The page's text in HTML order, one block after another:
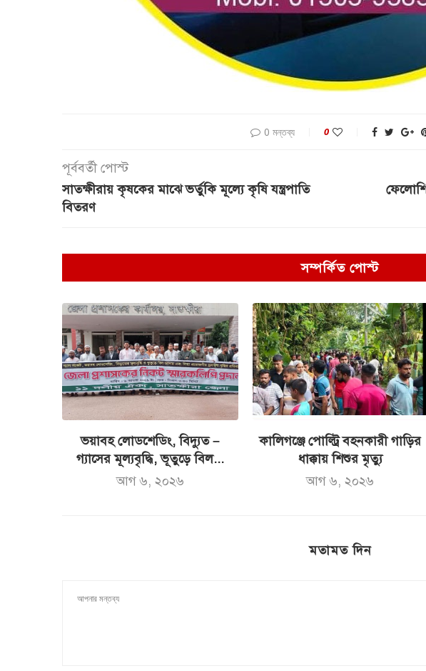
0 মন্তব্য 0
পূর্ববর্তী পোস্ট
সাতক্ষীরায় কৃষকের মাঝে ভর্তুকি মূল্যে কৃষি যন্ত্রপাতি
বিতরণ
সম্পর্কিত পোস্ট
ভয়াবহ লোডশেডিং, বিদ্যুত –
গ্যাসের মূল্যবৃদ্ধি, ভূতুড়ে বিল...
আগ ৬, ২০২৬
কালিগঞ্জে পোল্ট্রি বহনকারী গাড়ির
ধাক্কায় শিশুর মৃত্যু
আগ ৬, ২০২৬
মতামত দিন